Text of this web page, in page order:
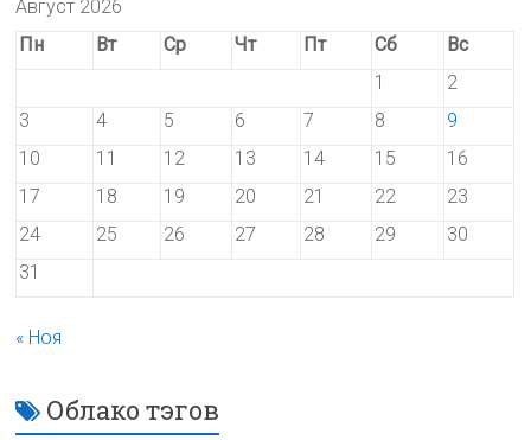
Август 2026
Пн
Вт Ср Чт Пт Сб
Вс
1
2
3
4 5 6 7 8
9
10
11 12 13 14 15
16
17
18 19 20 21 22
23
24
25 26 27 28 29
30
31
« Ноя
Облако тэгов